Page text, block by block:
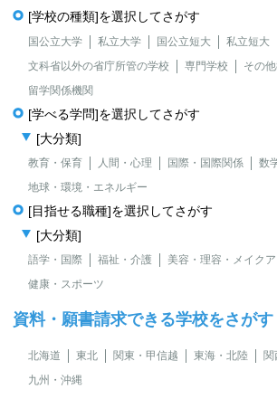
[学校の種類]を選択してさがす
国公立大学 私立大学 国公立短大 私立短大
文科省以外の省庁所管の学校
専門学校
その
留学関係機関
[学べる学問]を選択してさがす
[大分類]
教育・保育 人間・心理 国際・国際関係
数
地球・環境・エネルギー
[目指せる職種]を選択してさがす
[大分類]
語学・国際 福祉・介護 美容・理容・メイク
健康・スポーツ
資料・願書請求できる学校をさがす
北海道 東北 関東・甲信越 東海・北陸 関
九州・沖縄